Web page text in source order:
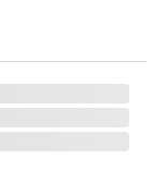
のご購入をお願
トでの発送可能